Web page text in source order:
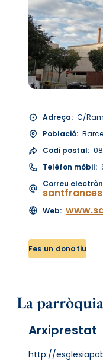
Adreça: C/
Població:
Codi postal:
Telèfon mòbil:
Correu
Web:
Fes un donatiu
La parròquia
Arxiprestat
http://